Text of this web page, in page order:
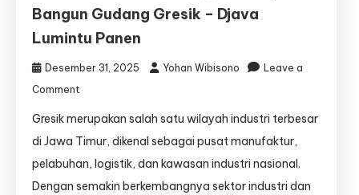
Bangun Gudang Gresik – Djava
Lumintu Panen
Desember 31, 2025 Yohan Wibisono
Leave a
Comment
Kontraktor
Gudang
|
Jasa
Gresik merupakan salah satu wilayah industri terbesar
di Jawa Timur, dikenal sebagai pusat manufaktur,
pelabuhan, logistik, dan kawasan industri nasional.
Dengan semakin berkembangnya sektor industri dan